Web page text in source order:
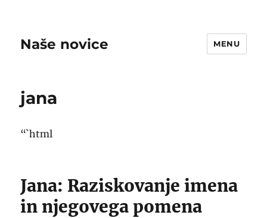
Naše novice MENU
jana
“`html
Jana: Raziskovanje imena
in njegovega pomena